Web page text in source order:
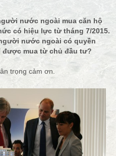
nước ngoài mua căn hộ
có hiệu lực từ tháng 7/2015.
nước ngoài có quyền
được mua từ chủ đầu tư?
trọng cảm ơn.